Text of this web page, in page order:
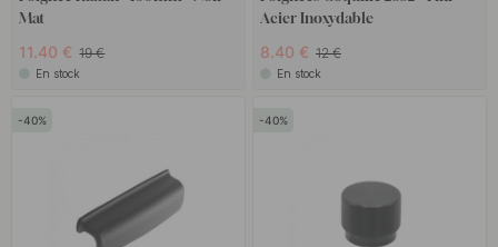
Mat
11.40 € 19 €
En stock
Acier Inoxydable
8.40 € 12 €
En stock
40 40